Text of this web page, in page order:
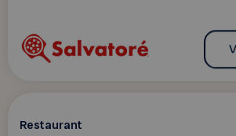
Restaurant